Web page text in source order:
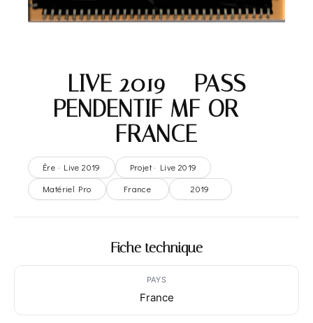
LIVE 2019 – PASS
PENDENTIF MF OR –
FRANCE
Ère · Live 2019
Projet · Live 2019
Matériel Pro
France 2019
Fiche technique
PAYS
France